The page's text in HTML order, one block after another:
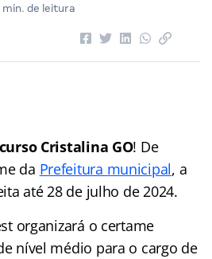
min. de leitura
Cristalina GO! De
da Prefeitura municipal, a
até 28 de julho de 2024.
organizará o certame
nível médio para o cargo de